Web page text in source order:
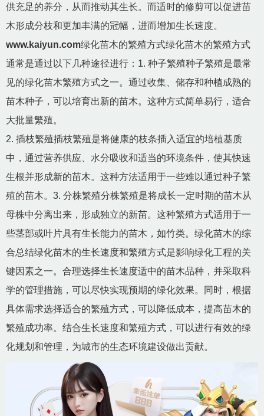
供充足的养分，从而推动其生长。而适时的修剪可以促进苗
木形成分枝和更加丰满的冠幅，进而增加生长速度。
www.kaiyun.com绿化苗木的繁殖方式绿化苗木的繁殖方式
通常是通过以下几种途径进行：1. 种子繁殖种子繁殖是最常
见的绿化苗木繁殖方式之一。通过收集、储存和种植成熟的
苗木种子，可以培育出新的苗木。这种方式简单易行，适合
大批量繁殖。
2. 插枝繁殖插枝繁殖是将健康的枝条插入适宜的培植基质
中，通过营养供应、水分吸收和适当的环境条件，使其快速
生根并形成新的苗木。这种方法适用于一些难以通过种子繁
殖的苗木。3. 分株繁殖分株繁殖是将成长一定时期的苗木从
母株中分离出来，形成独立的新苗。这种繁殖方式适用于一
些茎部或叶片具有生长能力的苗木，如竹类。绿化苗木的综
合总结绿化苗木的生长速度和繁殖方式是影响绿化工程的关
键因素之一。合理选择生长速度适中的苗木品种，并采取科
学的管理措施，可以尽快实现预期的绿化效果。同时，根据
具体需求选择适合的繁殖方式，可以降低成本，提高苗木的
繁殖成功率。结合生长速度和繁殖方式，可以进行有效的绿
化规划和管理，为城市的生态环境建设做出贡献。